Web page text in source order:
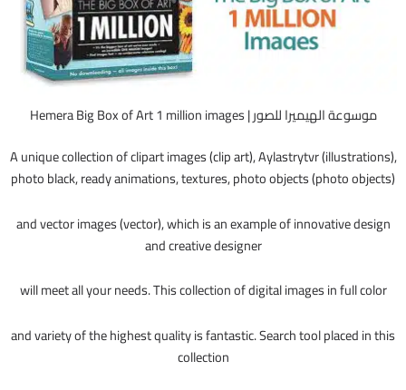
موسوعة الهيميرا للصور | Hemera Big Box of Art 1 million images
A unique collection of clipart images (clip art), Aylastrytvr (illustrations),
photo black, ready animations, textures, photo objects (photo objects)
and vector images (vector), which is an example of innovative design
and creative designer
will meet all your needs. This collection of digital images in full color
and variety of the highest quality is fantastic. Search tool placed in this
collection